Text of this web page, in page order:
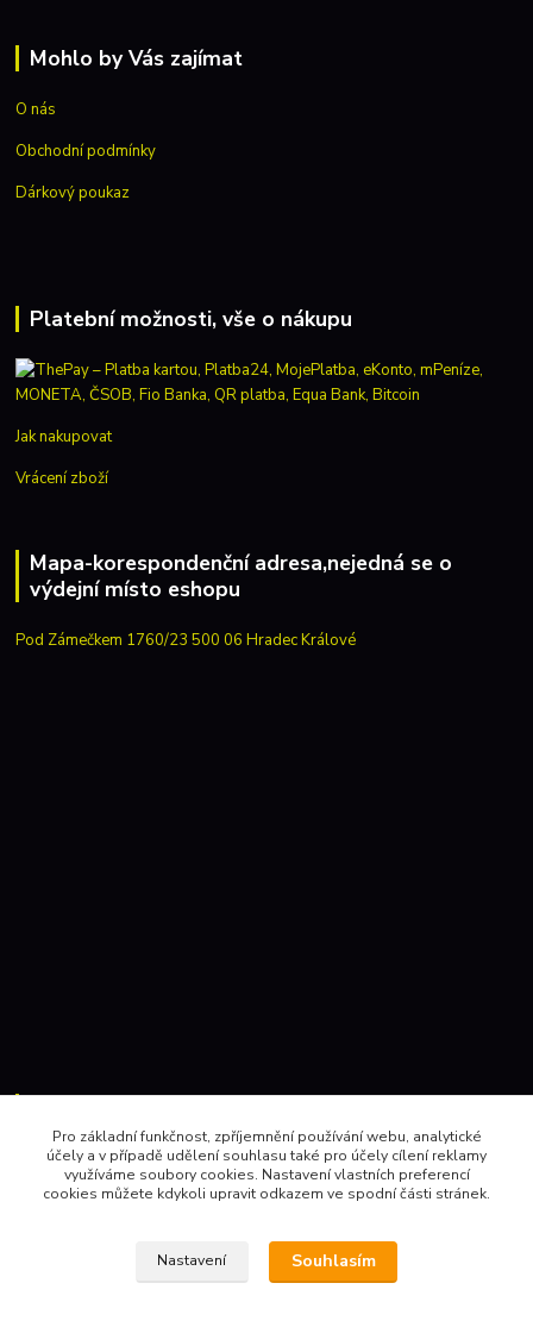
Mohlo by Vás zajímat
O nás
Obchodní podmínky
Dárkový poukaz
Platební možnosti, vše o nákupu
Jak nakupovat
Vrácení zboží
Mapa-korespondenční adresa,nejedná se o
výdejní místo eshopu
Pod Zámečkem 1760/23 500 06 Hradec Králové
604 157410 , 602 345528
Pro základní funkčnost, zpříjemnění používání webu, analytické
účely a v případě udělení souhlasu také pro účely cílení reklamy
využíváme soubory cookies. Nastavení vlastních preferencí
cookies můžete kdykoli upravit odkazem ve spodní části stránek.
Nastavení Souhlasím